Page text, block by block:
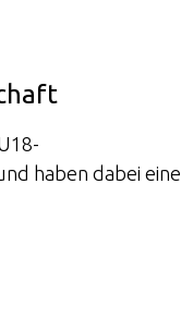
haben dabei eine